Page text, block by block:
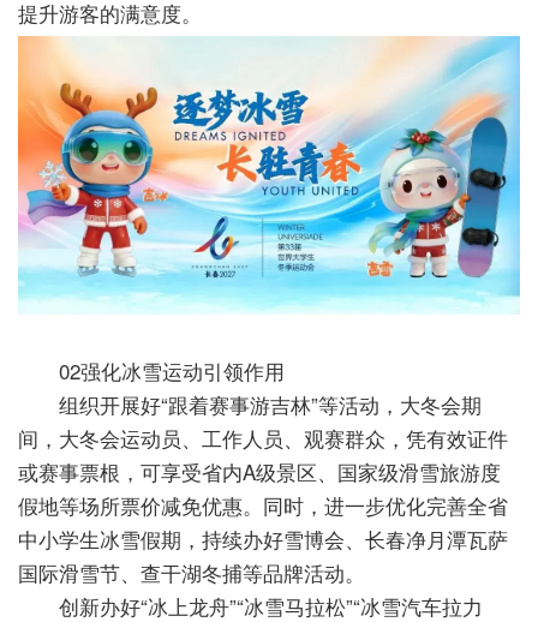
提升游客的满意度。
02强化冰雪运动引领作用
组织开展好“跟着赛事游吉林”等活动，大冬会期
间，大冬会运动员、工作人员、观赛群众，凭有效证件
或赛事票根，可享受省内A级景区、国家级滑雪旅游度
假地等场所票价减免优惠。同时，进一步优化完善全省
中小学生冰雪假期，持续办好雪博会、长春净月潭瓦萨
国际滑雪节、查干湖冬捕等品牌活动。
创新办好“冰上龙舟”“冰雪马拉松”“冰雪汽车拉力